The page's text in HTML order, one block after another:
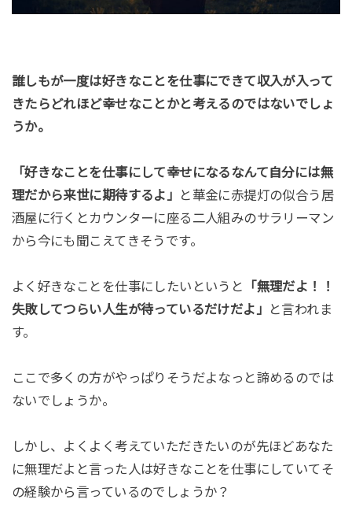
誰しもが一度は好きなことを仕事にできて収入が入って
きたらどれほど幸せなことかと考えるのではないでしょ
うか。
「好きなことを仕事にして幸せになるなんて自分には無
理だから来世に期待するよ」
と華金に赤提灯の似合う居
酒屋に行くとカウンターに座る二人組みのサラリーマン
から今にも聞こえてきそうです。
よく好きなことを仕事にしたいというと
「無理だよ！！
失敗してつらい人生が待っているだけだよ」
と言われま
す。
ここで多くの方がやっぱりそうだよなっと諦めるのでは
ないでしょうか。
しかし、よくよく考えていただきたいのが先ほどあなた
に無理だよと言った人は好きなことを仕事にしていてそ
の経験から言っているのでしょうか？